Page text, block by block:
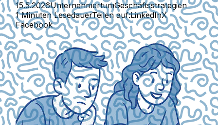
15.5.2026UnternehmertumGeschäftsstrategien
1 Minuten LesedauerTeilen auf:LinkedInX
Facebook